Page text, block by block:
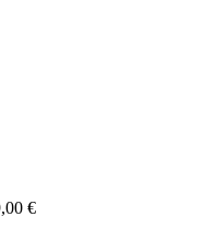
€